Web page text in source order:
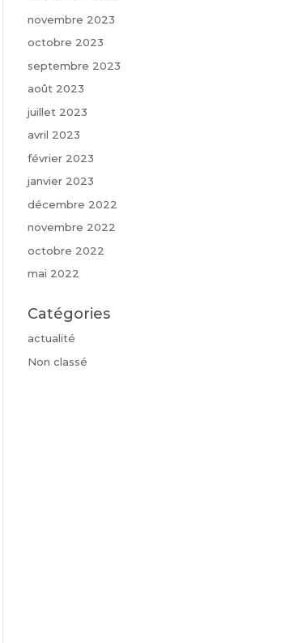
novembre 2023
octobre 2023
septembre 2023
août 2023
juillet 2023
avril 2023
février 2023
janvier 2023
décembre 2022
novembre 2022
octobre 2022
mai 2022
Catégories
actualité
Non classé